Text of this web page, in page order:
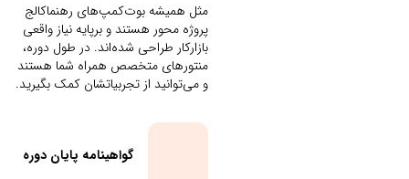
مثل همیشه بوت‌کمپ‌های رهنماکالج
پروژه محور هستند و برپایه نیاز واقعی
بازارکار طراحی شده‌اند. در طول دوره،
منتورهای متخصص همراه شما هستند
و می‌توانید از تجربیاتشان کمک بگیرید.
گواهینامه پایان دوره